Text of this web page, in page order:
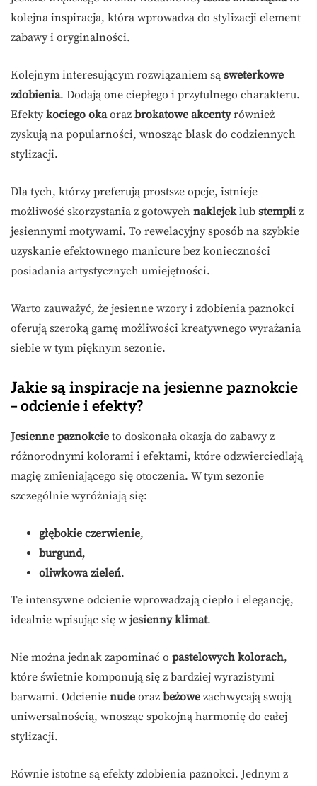
kolejna inspiracja, która wprowadza do stylizacji element
zabawy i oryginalności.
Kolejnym interesującym rozwiązaniem są sweterkowe
zdobienia. Dodają one ciepłego i przytulnego charakteru.
Efekty kociego okaoraz brokatowe akcentyrównież
zyskują na popularności, wnosząc blask do codziennych
stylizacji.
Dla tych, którzy preferują prostsze opcje, istnieje
możliwość skorzystania z gotowych naklejeklub stempli z
jesiennymi motywami. To rewelacyjny sposób na szybkie
uzyskanie efektownego manicure bez konieczności
posiadania artystycznych umiejętności.
Warto zauważyć, że jesienne wzory i zdobienia paznokci
oferują szeroką gamę możliwości kreatywnego wyrażania
siebie w tym pięknym sezonie.
Jakie są inspiracje na jesienne paznokcie
– odcienie i efekty?
Jesienne paznokcie to doskonała okazja do zabawy z
różnorodnymi kolorami i efektami, które odzwierciedlają
magię zmieniającego się otoczenia. W tym sezonie
szczególnie wyróżniają się:
głębokie czerwienie,
burgund,
oliwkowa zieleń.
Te intensywne odcienie wprowadzają ciepło i elegancję,
idealnie wpisując się w jesienny klimat.
Nie można jednak zapominać o pastelowych kolorach,
które świetnie komponują się z bardziej wyrazistymi
barwami. Odcienie nude oraz beżowe zachwycają swoją
uniwersalnością, wnosząc spokojną harmonię do całej
stylizacji.
Równie istotne są efekty zdobienia paznokci. Jednym z